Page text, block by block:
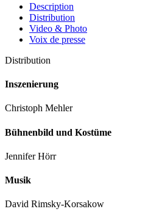
Description
Distribution
Video & Photo
Voix de presse
Distribution
Inszenierung
Christoph Mehler
Bühnenbild und Kostüme
Jennifer Hörr
Musik
David Rimsky-Korsakow